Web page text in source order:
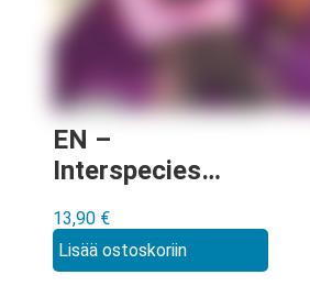
EN –
Interspecies
Manga vol 2
13,90 €
Lisää ostoskoriin